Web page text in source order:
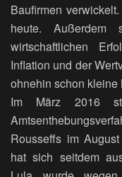
Baufirmen
heute.
wirtschaftlichen
Inflation und der
ohnehin schon kleine
Im März 2016
Rousseffs im
hat sich seitdem